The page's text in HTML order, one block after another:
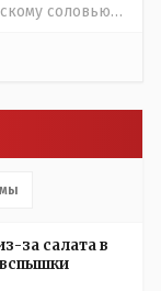
соловью
власти и
и якобы
и шага,
и полностью
идти
Курултае: -
за салата в